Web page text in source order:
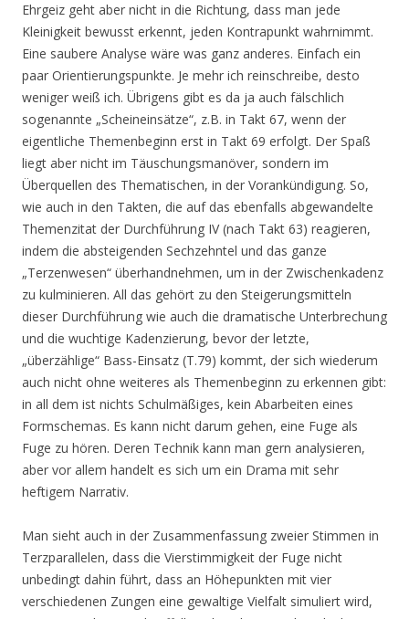
Ehrgeiz geht aber nicht in die Richtung, dass man jede
Kleinigkeit bewusst erkennt, jeden Kontrapunkt wahrnimmt.
Eine saubere Analyse wäre was ganz anderes. Einfach ein
paar Orientierungspunkte. Je mehr ich reinschreibe, desto
weniger weiß ich. Übrigens gibt es da ja auch fälschlich
sogenannte „Scheineinsätze“, z.B. in Takt 67, wenn der
eigentliche Themenbeginn erst in Takt 69 erfolgt. Der Spaß
liegt aber nicht im Täuschungsmanöver, sondern im
Überquellen des Thematischen, in der Vorankündigung. So,
wie auch in den Takten, die auf das ebenfalls abgewandelte
Themenzitat der Durchführung IV (nach Takt 63) reagieren,
indem die absteigenden Sechzehntel und das ganze
„Terzenwesen“ überhandnehmen, um in der Zwischenkadenz
zu kulminieren. All das gehört zu den Steigerungsmitteln
dieser Durchführung wie auch die dramatische Unterbrechung
und die wuchtige Kadenzierung, bevor der letzte,
„überzählige“ Bass-Einsatz (T.79) kommt, der sich wiederum
auch nicht ohne weiteres als Themenbeginn zu erkennen gibt:
in all dem ist nichts Schulmäßiges, kein Abarbeiten eines
Formschemas. Es kann nicht darum gehen, eine Fuge als
Fuge zu hören. Deren Technik kann man gern analysieren,
aber vor allem handelt es sich um ein Drama mit sehr
heftigem Narrativ.
Man sieht auch in der Zusammenfassung zweier Stimmen in
Terzparallelen, dass die Vierstimmigkeit der Fuge nicht
unbedingt dahin führt, dass an Höhepunkten mit vier
verschiedenen Zungen eine gewaltige Vielfalt simuliert wird,